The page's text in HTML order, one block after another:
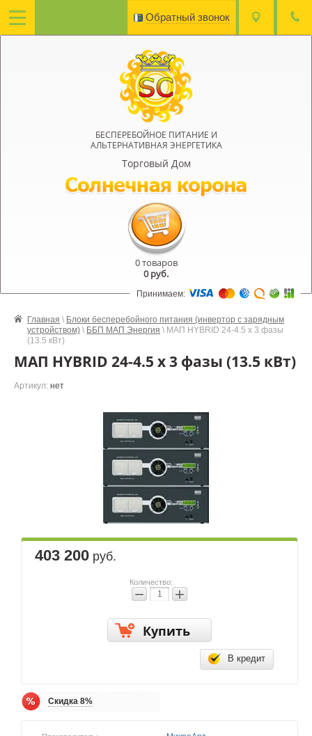
БЕСПЕРЕБОЙНОЕ ПИТАНИЕ И
АЛЬТЕРНАТИВНАЯ ЭНЕРГЕТИКА
Торговый Дом
Обратный звонок
0 товаров
0руб.
Принимаем:
Главная \ Блоки бесперебойного питания (инвертор с зарядным
устройством) \ ББП МАП Энергия \ МАП HYBRID 24-4.5 х 3 фазы
(13.5 кВт)
МАП HYBRID 24-4.5 х 3 фазы (13.5 кВт)
Артикул: нет
403 200 руб.
Количество:
− +
Купить
В кредит
Скидка 8%